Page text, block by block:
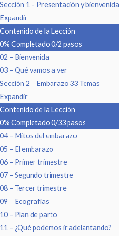
Sección 1 – Presentación y bienvenida
Expandir
Contenido de la Lección
0% Completado 0/2 pasos
02 – Bienvenida
03 – Qué vamos a ver
Sección 2 – Embarazo 33 Temas
Expandir
Contenido de la Lección
0% Completado 0/33 pasos
04 – Mitos del embarazo
05 – El embarazo
06 – Primer trimestre
07 – Segundo trimestre
08 – Tercer trimestre
09 – Ecografías
10 – Plan de parto
11 – ¿Qué podemos ir adelantando?